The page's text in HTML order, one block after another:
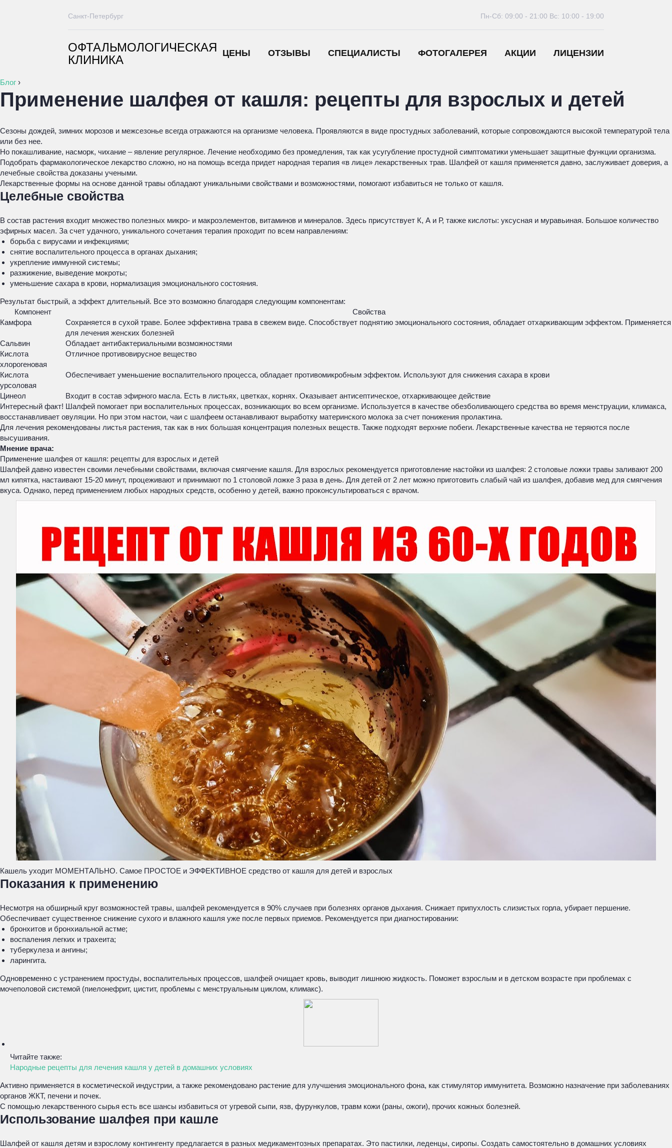
ОФТАЛЬМОЛОГИЧЕСКАЯ
КЛИНИКА
ЦЕНЫ ОТЗЫВЫ СПЕЦИАЛИСТЫ ФОТОГАЛЕРЕЯ АКЦИИ ЛИЦЕНЗИИ
Санкт-Петербург Пн-Сб: 09:00 - 21:00 Вс: 10:00 - 19:00
Блог ›
Применение шалфея от кашля: рецепты для взрослых и детей
Сезоны дождей, зимних морозов и межсезонье всегда отражаются на организме человека. Проявляются в виде простудных заболеваний, которые сопровождаются высокой температурой тела
или без нее.
Но покашливание, насморк, чихание – явление регулярное. Лечение необходимо без промедления, так как усугубление простудной симптоматики уменьшает защитные функции организма.
Подобрать фармакологическое лекарство сложно, но на помощь всегда придет народная терапия «в лице» лекарственных трав. Шалфей от кашля применяется давно, заслуживает доверия, а
лечебные свойства доказаны учеными.
Лекарственные формы на основе данной травы обладают уникальными свойствами и возможностями, помогают избавиться не только от кашля.
Целебные свойства
В состав растения входит множество полезных микро- и макроэлементов, витаминов и минералов. Здесь присутствует К, А и Р, также кислоты: уксусная и муравьиная. Большое количество
эфирных масел. За счет удачного, уникального сочетания терапия проходит по всем направлениям:
борьба с вирусами и инфекциями;
снятие воспалительного процесса в органах дыхания;
укрепление иммунной системы;
разжижение, выведение мокроты;
уменьшение сахара в крови, нормализация эмоционального состояния.
Результат быстрый, а эффект длительный. Все это возможно благодаря следующим компонентам:
Компонент
Свойства
Камфора
Сохраняется в сухой траве. Более эффективна трава в свежем виде. Способствует поднятию эмоционального состояния, обладает отхаркивающим эффектом. Применяется
для лечения женских болезней
Сальвин
Обладает антибактериальными возможностями
Кислота
хлорогеновая
Отличное противовирусное вещество
Кислота
урсоловая
Обеспечивает уменьшение воспалительного процесса, обладает противомикробным эффектом. Используют для снижения сахара в крови
Цинеол
Входит в состав эфирного масла. Есть в листьях, цветках, корнях. Оказывает антисептическое, отхаркивающее действие
Интересный факт! Шалфей помогает при воспалительных процессах, возникающих во всем организме. Используется в качестве обезболивающего средства во время менструации, климакса,
восстанавливает овуляции. Но при этом настои, чаи с шалфеем останавливают выработку материнского молока за счет понижения пролактина.
Для лечения рекомендованы листья растения, так как в них большая концентрация полезных веществ. Также подходят верхние побеги. Лекарственные качества не теряются после
высушивания.
Мнение врача:
Применение шалфея от кашля: рецепты для взрослых и детей
Шалфей давно известен своими лечебными свойствами, включая смягчение кашля. Для взрослых рекомендуется приготовление настойки из шалфея: 2 столовые ложки травы заливают 200
мл кипятка, настаивают 15-20 минут, процеживают и принимают по 1 столовой ложке 3 раза в день. Для детей от 2 лет можно приготовить слабый чай из шалфея, добавив мед для смягчения
вкуса. Однако, перед применением любых народных средств, особенно у детей, важно проконсультироваться с врачом.
Кашель уходит МОМЕНТАЛЬНО. Самое ПРОСТОЕ и ЭФФЕКТИВНОЕ средство от кашля для детей и взрослых
Показания к применению
Несмотря на обширный круг возможностей травы, шалфей рекомендуется в 90% случаев при болезнях органов дыхания. Снижает припухлость слизистых горла, убирает першение.
Обеспечивает существенное снижение сухого и влажного кашля уже после первых приемов. Рекомендуется при диагностировании:
бронхитов и бронхиальной астме;
воспаления легких и трахеита;
туберкулеза и ангины;
ларингита.
Одновременно с устранением простуды, воспалительных процессов, шалфей очищает кровь, выводит лишнюю жидкость. Поможет взрослым и в детском возрасте при проблемах с
мочеполовой системой (пиелонефрит, цистит, проблемы с менструальным циклом, климакс).
Читайте также:
Народные рецепты для лечения кашля у детей в домашних условиях
Активно применяется в косметической индустрии, а также рекомендовано растение для улучшения эмоционального фона, как стимулятор иммунитета. Возможно назначение при заболеваниях
органов ЖКТ, печени и почек.
С помощью лекарственного сырья есть все шансы избавиться от угревой сыпи, язв, фурункулов, травм кожи (раны, ожоги), прочих кожных болезней.
Использование шалфея при кашле
Шалфей от кашля детям и взрослому контингенту предлагается в разных медикаментозных препаратах. Это пастилки, леденцы, сиропы. Создать самостоятельно в домашних условиях